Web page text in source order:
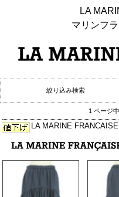
LA
マリンフ
絞り込み検索
1 ページ
LA MARINE